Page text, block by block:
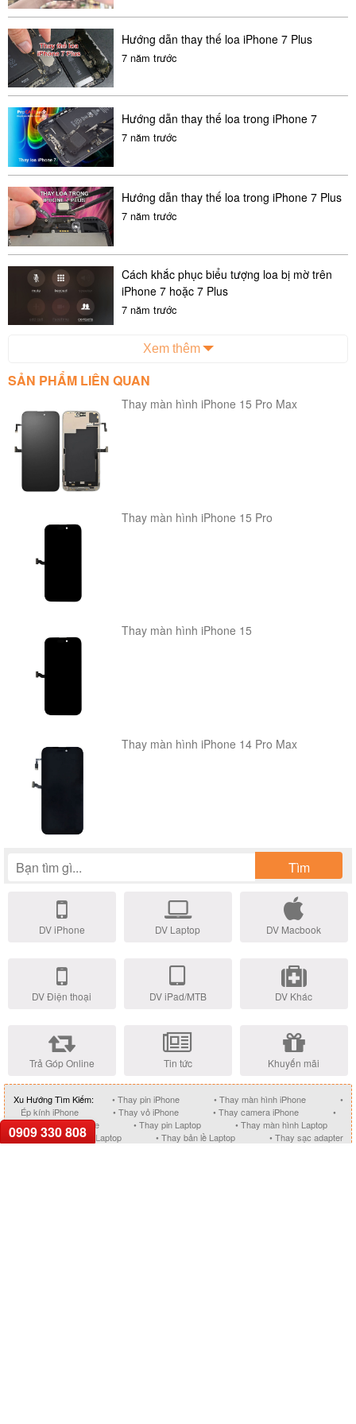
Chọn Tab MTK.
Chọn Write.
Trong tab Boot select chọn mục số 8.( vì Ar6 plus dùng
chíp mtk 6580)
Chọn file rom.
Chọn file MT6580….
+ Lắp pin sau đó nhấn gữi
hình thì nhấn OK.
Khi hoàn tất sẽ có hình như sau:
Hướng dẫn thay thế loa iPhone 7 Plus
7 năm trước
Hướng dẫn thay thế loa trong iPhone 7
7 năm trước
Hướng dẫn thay thế loa trong iPhone 7 Plus
7 năm trước
Cách khắc phục biểu tượng loa bị mờ trên
iPhone 7 hoặc 7 Plus
7 năm trước
Xem thêm
SẢN PHẨM LIÊN QUAN
Thay màn hình iPhone 15 Pro Max
Thay màn hình iPhone 15 Pro
Thay màn hình iPhone 15
Thay màn hình iPhone 14 Pro Max
Tìm
DV iPhone DV Laptop DV Macbook
DV Điện thoại DV iPad/MTB DV Khác
Trả Góp Online Tin tức Khuyến mãi
Xu Hướng Tìm Kiếm: • Thay pin iPhone • Thay màn hình iPhone
•
Ép kính iPhone
• Thay vỏ iPhone • Thay camera iPhone
•
Thay nút home iPhone
• Thay pin Laptop
• Thay màn hình Laptop
• Thay bàn phím Laptop
• Thay bản lề Laptop
• Thay sạc adapter
0909 330 808